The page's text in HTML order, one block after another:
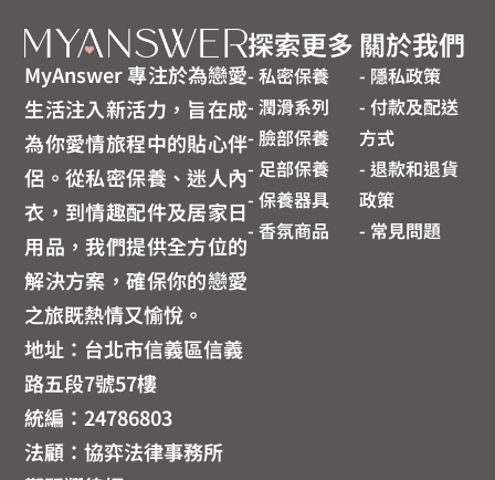
MyAnswer 專注於為戀愛
生活注入新活力，旨在成
為你愛情旅程中的貼心伴
侶。從私密保養、迷人內
衣，到情趣配件及居家日
用品，我們提供全方位的
解決方案，確保你的戀愛
之旅既熱情又愉悅。
地址：台北市信義區信義
路五段7號57樓
統編：24786803
法顧：協弈法律事務所
探索更多
- 私密保養
- 潤滑系列
- 臉部保養
- 足部保養
- 保養器具
- 香氛商品
關於我們
- 隱私政策
- 付款及配送
方式
- 退款和退貨
政策
- 常見問題